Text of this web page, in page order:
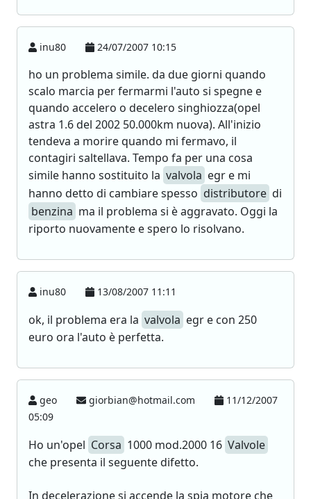
inu80 24/07/2007 10:15
ho un problema simile. da due giorni quando
scalo marcia per fermarmi l'auto si spegne e
quando accelero o decelero singhiozza(opel
astra 1.6 del 2002 50.000km nuova). All'inizio
tendeva a morire quando mi fermavo, il
contagiri saltellava. Tempo fa per una cosa
simile hanno sostituito la valvola egr e mi
hanno detto di cambiare spesso distributore di
benzina ma il problema si è aggravato. Oggi la
riporto nuovamente e spero lo risolvano.
inu80 13/08/2007 11:11
ok, il problema era la valvola egr e con 250
euro ora l'auto è perfetta.
geo giorbian@hotmail.com
11/12/2007
05:09
Ho un'opel Corsa 1000 mod.2000 16 Valvole
che presenta il seguente difetto.
In decelerazione si accende la spia motore che